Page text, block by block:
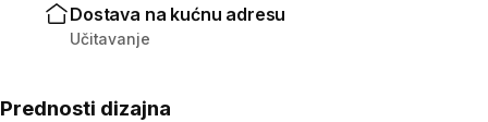
Dostava na kućnu adresu
Učitavanje
Prednosti dizajna